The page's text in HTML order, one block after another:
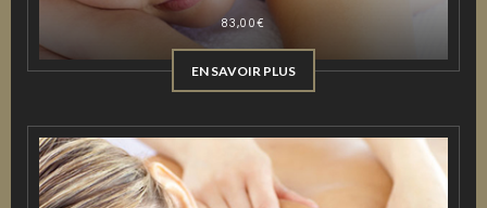
83,00€
EN SAVOIR PLUS